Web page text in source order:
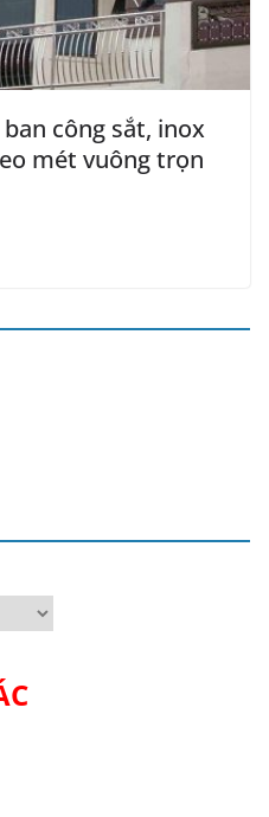
công sắt, inox
mét vuông trọn